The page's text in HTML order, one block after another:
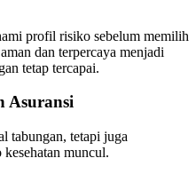
profil risiko sebelum memilih
dan terpercaya menjadi
tetap tercapai.
Asuransi
tabungan, tetapi juga
muncul.